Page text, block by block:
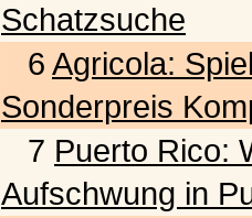
Schatzsuche
6 Agricola:
Sonderpreis
7 Puerto Rico:
Aufschwung in